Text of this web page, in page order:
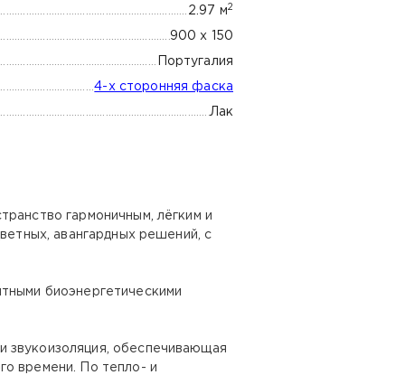
2.97 м 2
900 х 150
Португалия
4-х сторонняя фаска
Лак
гармоничным, лёгким и
авангардных решений, с
биоэнергетическими
звукоизоляция, обеспечивающая
времени. По тепло- и